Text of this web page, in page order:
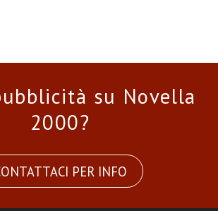
su Novella
2000?
PER INFO